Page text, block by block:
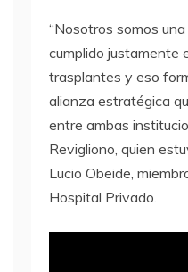
“Nosotros somos
cumplido justamente
trasplantes y eso
alianza estratégica
entre ambas
Revigliono, quien
Lucio Obeide,
Hospital Privado.